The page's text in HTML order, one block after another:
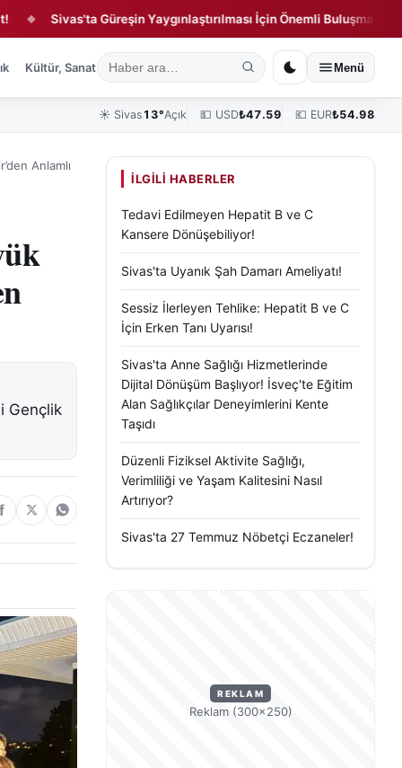
Sivas'ta Güreşin Yaygınlaştırılması İçin Önemli Buluşma! ◆
Kültür, Sanat ve Tarih Yaşam Sivas Vefat Edenler Köşe
Menü
☀️ Sivas 13°Açık 💵 USD₺47.59 💶 EUR₺54.98
Anlamlı
Gençlik
İLGILI HABERLER
Tedavi Edilmeyen Hepatit B ve C
Kansere Dönüşebiliyor!
Sivas'ta Uyanık Şah Damarı Ameliyatı!
Sessiz İlerleyen Tehlike: Hepatit B ve C
İçin Erken Tanı Uyarısı!
Sivas'ta Anne Sağlığı Hizmetlerinde
Dijital Dönüşüm Başlıyor! İsveç'te Eğitim
Alan Sağlıkçılar Deneyimlerini Kente
Taşıdı
Düzenli Fiziksel Aktivite Sağlığı,
Verimliliği ve Yaşam Kalitesini Nasıl
Artırıyor?
Sivas'ta 27 Temmuz Nöbetçi Eczaneler!
REKLAM
Reklam (300×250)